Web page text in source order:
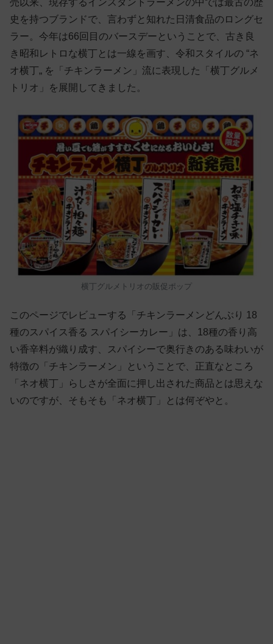
史を持つブランドで、言わずと知れた日清食品のロングセ
ラー。今年は66回目のバースデーということで、古き良
き昭和レトロな横丁とは一線を画す、令和スタイルの “ネ
オ横丁„ を「チキンラーメン」流に表現した「横丁グルメ
トリオ」を展開してきました。
横丁グルメトリオの販促ポップ
このページでレビューする「チキンラーメンどんぶり 18
種のスパイス香る スパイシーカレー」は、18種の香り高
い香辛料が織り成す、スパイシーで奥行きのある味わいが
特徴の「チキンラーメン」ということで、正直なところ
「ネオ横丁」らしさが全面に押し出された商品とは思えな
いのですが、そもそも「ネオ横丁」とは何ぞやと。